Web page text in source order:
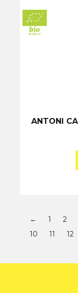
ANTONI
← 1 2
10
11 12